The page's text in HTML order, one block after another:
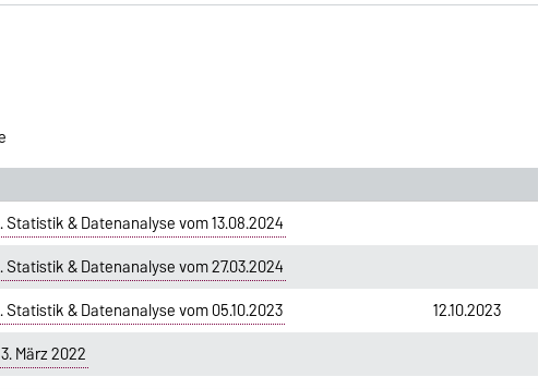
& Datenanalyse vom 13.08.2024
& Datenanalyse vom 27.03.2024
& Datenanalyse vom 05.10.2023
12.10.2023
März 2022